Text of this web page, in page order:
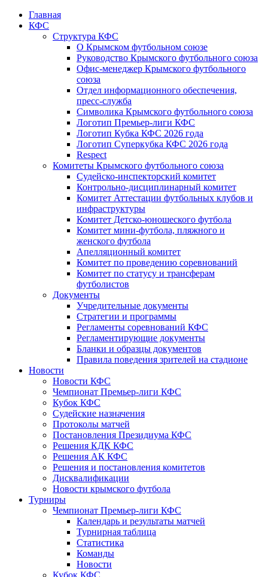
Главная
КФС
Структура КФС
О Крымском футбольном союзе
Руководство Крымского футбольного союза
Офис-менеджер Крымского футбольного
союза
Отдел информационного обеспечения,
пресс-служба
Символика Крымского футбольного союза
Логотип Премьер-лиги КФС
Логотип Кубка КФС 2026 года
Логотип Суперкубка КФС 2026 года
Respect
Комитеты Крымского футбольного союза
Судейско-инспекторский комитет
Контрольно-дисциплинарный комитет
Комитет Аттестации футбольных клубов и
инфраструктуры
Комитет Детско-юношеского футбола
Комитет мини-футбола, пляжного и
женского футбола
Апелляционный комитет
Комитет по проведению соревнований
Комитет по статусу и трансферам
футболистов
Документы
Учредительные документы
Стратегии и программы
Регламенты соревнований КФС
Регламентирующие документы
Бланки и образцы документов
Правила поведения зрителей на стадионе
Новости
Новости КФС
Чемпионат Премьер-лиги КФС
Кубок КФС
Судейские назначения
Протоколы матчей
Постановления Президиума КФС
Решения КДК КФС
Решения АК КФС
Решения и постановления комитетов
Дисквалификации
Новости крымского футбола
Турниры
Чемпионат Премьер-лиги КФС
Календарь и результаты матчей
Турнирная таблица
Статистика
Команды
Новости
Кубок КФС